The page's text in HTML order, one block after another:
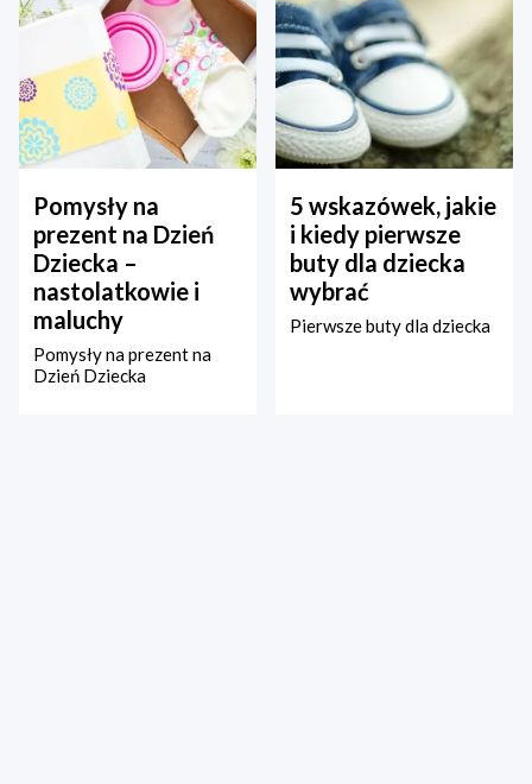
Pomysły na
prezent na Dzień
Dziecka –
nastolatkowie i
maluchy
Pomysły na prezent na
Dzień Dziecka
5 wskazówek, jakie
i kiedy pierwsze
buty dla dziecka
wybrać
Pierwsze buty dla dziecka